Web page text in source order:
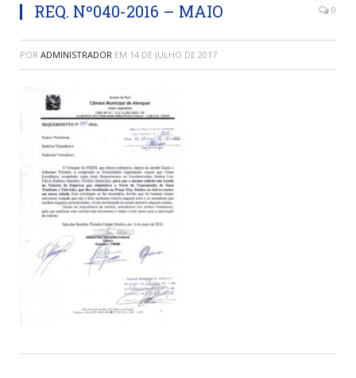
REQ. Nº040-2016 – MAIO 0
POR ADMINISTRADOR EM 14 DE JULHO DE 2017